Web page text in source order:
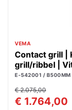
VEMA
Contact grill |
grill/ribbel |
E-542001 / B500MM
€ 2.075,00
€ 1.764,00